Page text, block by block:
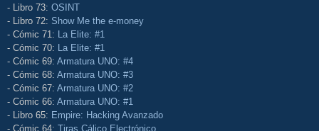
- Libro 73: OSINT
- Libro 72: Show Me the e-money
- Cómic 71: La Elite: #1
- Cómic 70: La Elite: #1
- Cómic 69: Armatura UNO: #4
- Cómic 68: Armatura UNO: #3
- Cómic 67: Armatura UNO: #2
- Cómic 66: Armatura UNO: #1
- Libro 65: Empire: Hacking Avanzado
- Cómic 64: Tiras Cálico Electrónico